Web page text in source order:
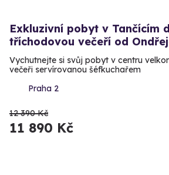
Exkluzivní pobyt v Tančícím
tříchodovou večeří od
Vychutnejte si svůj pobyt v centru
večeři servírovanou šéfkuchařem
Praha 2
12 390 Kč
11 890 Kč